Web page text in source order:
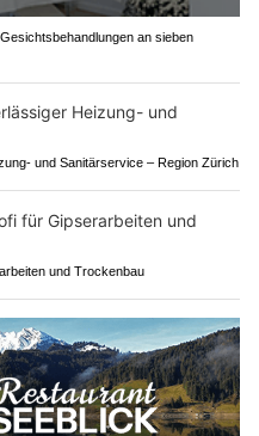
an sieben
und Sanitärservice – Region Zürich
und Trockenbau